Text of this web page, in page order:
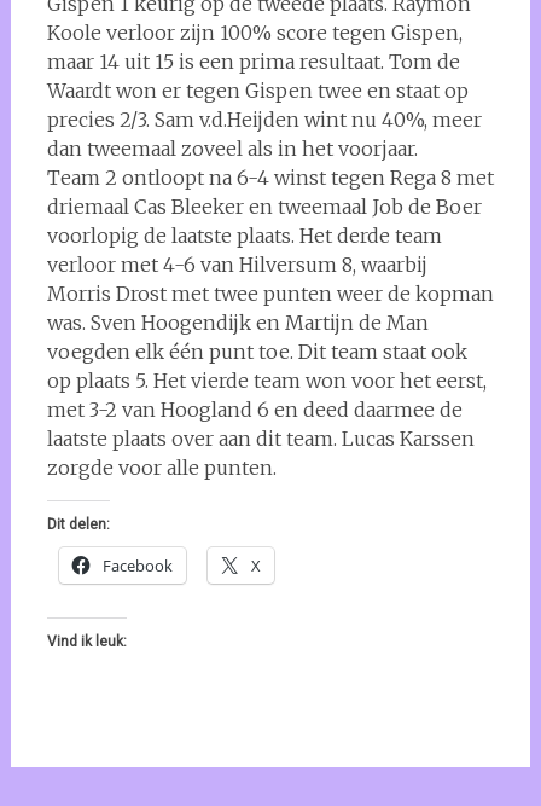
Koole verloor zijn 100% score tegen Gispen,
maar 14 uit 15 is een prima resultaat. Tom de
Waardt won er tegen Gispen twee en staat op
precies 2/3. Sam v.d.Heijden wint nu 40%, meer
dan tweemaal zoveel als in het voorjaar.
Team 2 ontloopt na 6-4 winst tegen Rega 8 met
driemaal Cas Bleeker en tweemaal Job de Boer
voorlopig de laatste plaats. Het derde team
verloor met 4-6 van Hilversum 8, waarbij
Morris Drost met twee punten weer de kopman
was. Sven Hoogendijk en Martijn de Man
voegden elk één punt toe. Dit team staat ook
op plaats 5. Het vierde team won voor het eerst,
met 3-2 van Hoogland 6 en deed daarmee de
laatste plaats over aan dit team. Lucas Karssen
zorgde voor alle punten.
Dit delen:
Facebook X
Vind ik leuk: